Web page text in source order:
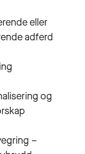
eller
adferd
og
–